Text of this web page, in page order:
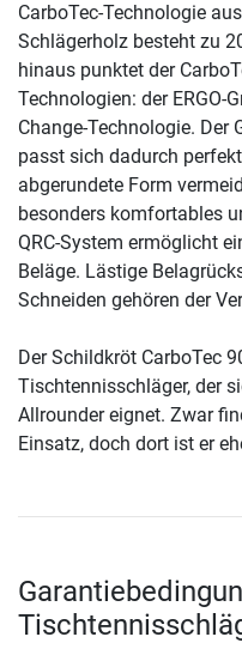
CarboTec-Technologie
Schlägerholz besteht zu
hinaus punktet der
Technologien: der ERGO-
Change-Technologie. Der
passt sich dadurch
abgerundete Form
besonders komfortables
QRC-System ermöglicht
Beläge. Lästige
Schneiden gehören der
Der Schildkröt CarboTec
Tischtennisschläger, der
Allrounder eignet. Zwar
Einsatz, doch dort ist er